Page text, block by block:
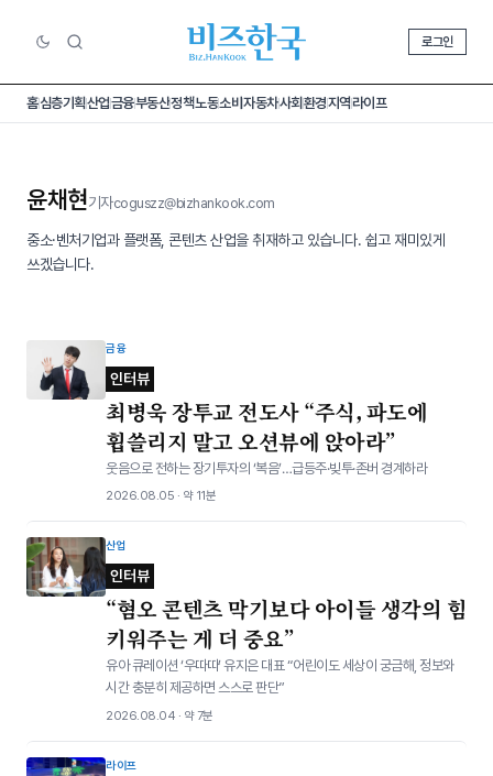
로그인
홈심층기획산업금융부동산정책노동소비 자동차사회환경지역라이프
윤채현기자coguszz@bizhankook.com
중소·벤처기업과 플랫폼, 콘텐츠 산업을 취재하고 있습니다. 쉽고 재미있게
쓰겠습니다.
금융
인터뷰
최병욱 장투교 전도사 “주식, 파도에
휩쓸리지 말고 오션뷰에 앉아라”
웃음으로 전하는 장기투자의 ‘복음’…급등주·빚투·존버 경계하라
2026.08.05 · 약 11분
산업
인터뷰
“혐오 콘텐츠 막기보다 아이들 생각의 힘
키워주는 게 더 중요”
유아 큐레이션 ‘우따따’ 유지은 대표 “어린이도 세상이 궁금해, 정보와
시간 충분히 제공하면 스스로 판단”
2026.08.04 · 약 7분
라이프